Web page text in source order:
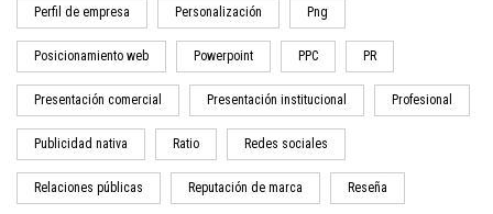
Perfil de empresa Personalización Png
Posicionamiento web Powerpoint PPC PR
Presentación comercial Presentación institucional Profesional
Publicidad nativa Ratio Redes sociales
Relaciones públicas Reputación de marca Reseña